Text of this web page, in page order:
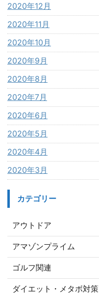
2020年12月
2020年11月
2020年10月
2020年9月
2020年8月
2020年7月
2020年6月
2020年5月
2020年4月
2020年3月
カテゴリー
アウトドア
アマゾンプライム
ゴルフ関連
ダイエット・メタボ対策